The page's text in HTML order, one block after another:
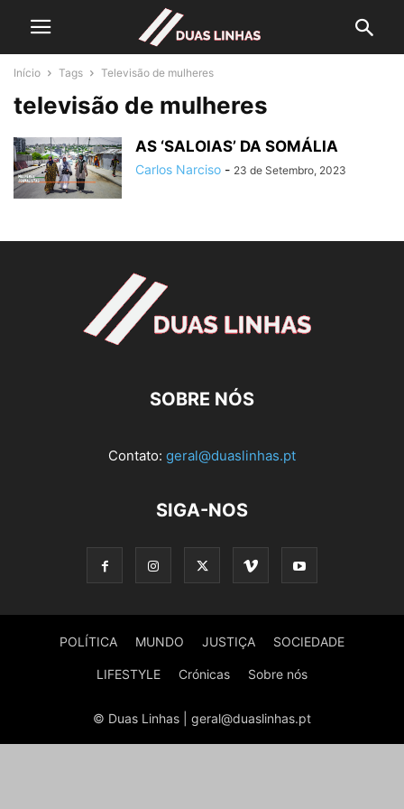
Início Tags Televisão de mulheres
televisão de mulheres
AS ‘SALOIAS’ DA SOMÁLIA
Carlos Narciso - 23 de Setembro, 2023
SOBRE NÓS
Contato: geral@duaslinhas.pt
SIGA-NOS
POLÍTICA MUNDO JUSTIÇA SOCIEDADE
LIFESTYLE Crónicas Sobre nós
© Duas Linhas | geral@duaslinhas.pt